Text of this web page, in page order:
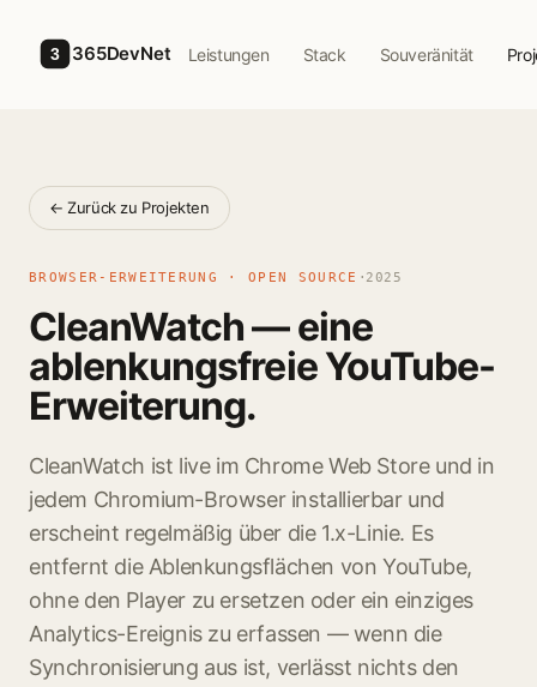
3 365DevNet Leistungen Stack Souveränität
← Zurück zu Projekten
BROWSER-ERWEITERUNG · OPEN SOURCE · 2025
CleanWatch — eine
ablenkungsfreie YouTube-
Erweiterung.
CleanWatch ist live im Chrome Web Store und in
jedem Chromium-Browser installierbar und
erscheint regelmäßig über die 1.x-Linie. Es
entfernt die Ablenkungsflächen von YouTube,
ohne den Player zu ersetzen oder ein einziges
Analytics-Ereignis zu erfassen — wenn die
Synchronisierung aus ist, verlässt nichts den